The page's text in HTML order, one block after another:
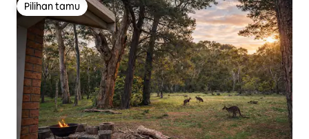
Pilihan tamu
Pilihan tamu